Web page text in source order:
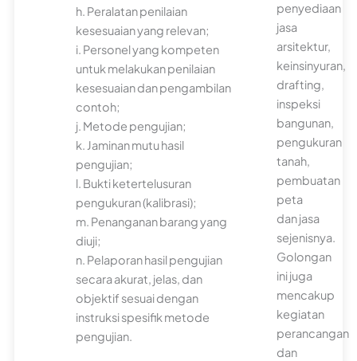
h. Peralatan penilaian
kesesuaian yang relevan;
i. Personel yang kompeten
untuk melakukan penilaian
kesesuaian dan pengambilan
contoh;
j. Metode pengujian;
k. Jaminan mutu hasil
pengujian;
l. Bukti ketertelusuran
pengukuran (kalibrasi);
m. Penanganan barang yang
diuji;
n. Pelaporan hasil pengujian
secara akurat, jelas, dan
objektif sesuai dengan
instruksi spesifik metode
pengujian.
penyediaan
jasa
arsitektur,
keinsinyuran,
drafting,
inspeksi
bangunan,
pengukuran
tanah,
pembuatan
peta
dan jasa
sejenisnya.
Golongan
ini juga
mencakup
kegiatan
perancangan
dan